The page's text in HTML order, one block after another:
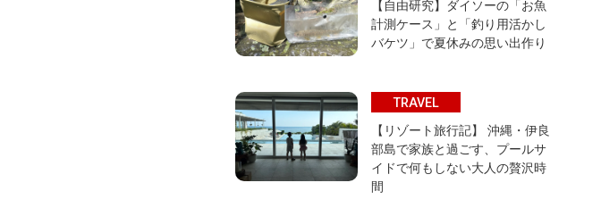
【自由研究】ダイソーの「お魚
計測ケース」と「釣り用活かし
バケツ」で夏休みの思い出作り
TRAVEL
【リゾート旅行記】 沖縄・伊良
部島で家族と過ごす、プールサ
イドで何もしない大人の贅沢時
間